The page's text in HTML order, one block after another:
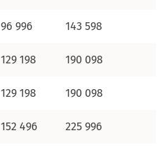
96 996 143 598
129 198 190 098
129 198 190 098
152 496 225 996